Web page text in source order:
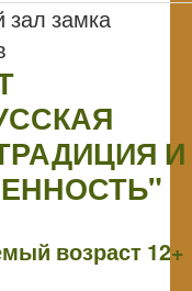
зал замка
И
возраст 12+